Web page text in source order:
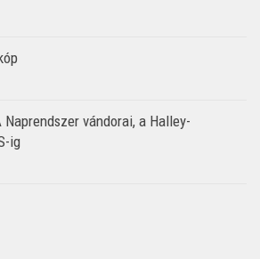
Naprendszer vándorai, a Halley-
ig